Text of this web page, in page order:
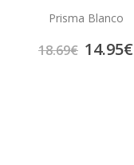
Prisma Blanco
18.69€ 14.95€